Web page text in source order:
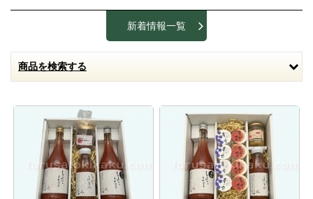
新着情報一覧
商品を検索する